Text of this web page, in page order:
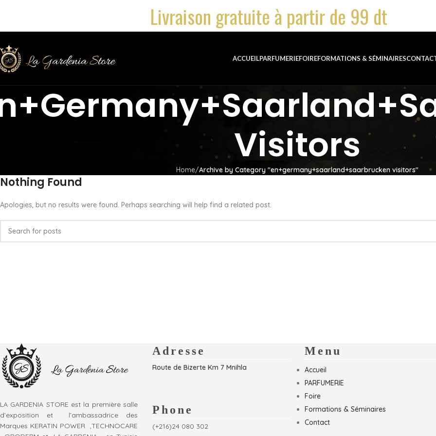
Livraison gratuite à partir de 99 dt
ACCUEILPARFUMERIEFOIREFORMATIONS & SÉMINAIRES
Visitors
Home Archive by Category "en+germany+saarland+saarbrucken visitors"
Nothing Found
Apologies, but no results were found. Perhaps searching will help find a related post.
LA GARDENIA STORE est la première salle
d’exposition et l’ambassadrice des
Marques KERATIN POWER ,TECHNOCARE
Adresse
Route de Bizerte Km 7 Mnihla
Phone
(+216)24 080 302
Menu
Accueil
PARFUMERIE
Foire
Formations & Séminaires
Contact